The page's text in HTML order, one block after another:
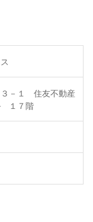
３－１ 住友不動産
１７階